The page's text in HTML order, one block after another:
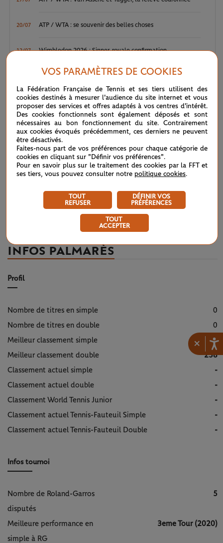
×
20/07 ATP / WTA : se souvenir des belles choses
12/07 Wimbledon 2026 : Sinner, royale confirmation
Wimbledon 2026 – Finale messieurs : écrire un peu plus
l’histoire
11/07 Wimbledon 2026 : Noskova, le triomphe de la jeunesse
11/07
Wimbledon 2026 – Finale dames : héritières d’une grande
11/07 Wimbledon 2026 : sans conteste
Wimbledon 2026 – Demi-finales messieurs : voyage en
haute altitude
INFOS PALMARÈS
Profil
Nombre de titres en simple
0
Nombre de titres en double
0
Meilleur classement simple
49
Meilleur classement double
238
Classement actuel simple
-
Classement actuel double
-
Classement World Tennis Junior
-
Classement actuel Tennis-Fauteuil Simple
-
Classement actuel Tennis-Fauteuil Double
-
Infos tournoi
Nombre de Roland-Garros
disputés
5
Meilleure performance en
simple à RG
3eme Tour (2020)
VOS PARAMÈTRES DE COOKIES
La Fédération Française de Tennis et ses tiers utilisent des
cookies destinés à mesurer l'audience du site internet et vous
proposer des services et offres adaptés à vos centres d'intérêt.
Des cookies fonctionnels sont également déposés et sont
nécessaires au bon fonctionnement du site. Contrairement
aux cookies évoqués précédemment, ces derniers ne peuvent
être désactivés.
Faites-nous part de vos préférences pour chaque catégorie de
cookies en cliquant sur "Définir vos préférences".
Pour en savoir plus sur le traitement des cookies par la FFT et
ses tiers, vous pouvez consulter notre politique cookies.
TOUT
REFUSER
DÉFINIR VOS
PRÉFÉRENCES
TOUT
ACCEPTER